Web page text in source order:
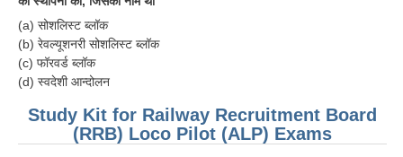
(a) सोशलिस्ट ब्लॉक
(b) रेवल्यूशनरी सोशलिस्ट ब्लॉक
(c) फॉरवर्ड ब्लॉक
(d) स्वदेशी आन्दोलन
Study Kit for Railway Recruitment Board
(RRB) Loco Pilot (ALP) Exams